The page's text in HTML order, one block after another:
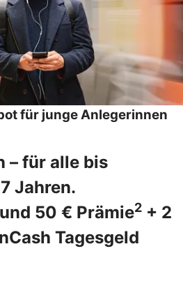
für junge Anlegerinnen
– für alle bis
Jahren.
50 € Prämie2 + 2
Tagesgeld